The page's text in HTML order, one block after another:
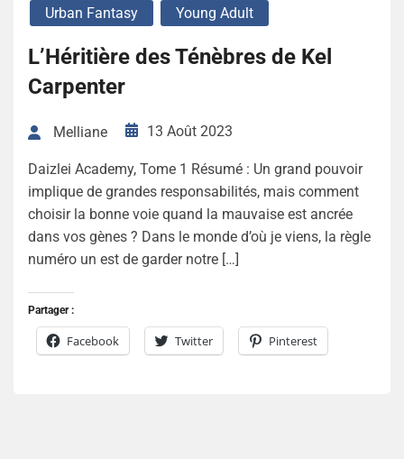
Urban Fantasy Young Adult
L’Héritière des Ténèbres de Kel
Carpenter
Melliane 13 Août 2023
Daizlei Academy, Tome 1 Résumé : Un grand pouvoir
implique de grandes responsabilités, mais comment
choisir la bonne voie quand la mauvaise est ancrée
dans vos gènes ? Dans le monde d’où je viens, la règle
numéro un est de garder notre […]
Partager :
Facebook Twitter Pinterest